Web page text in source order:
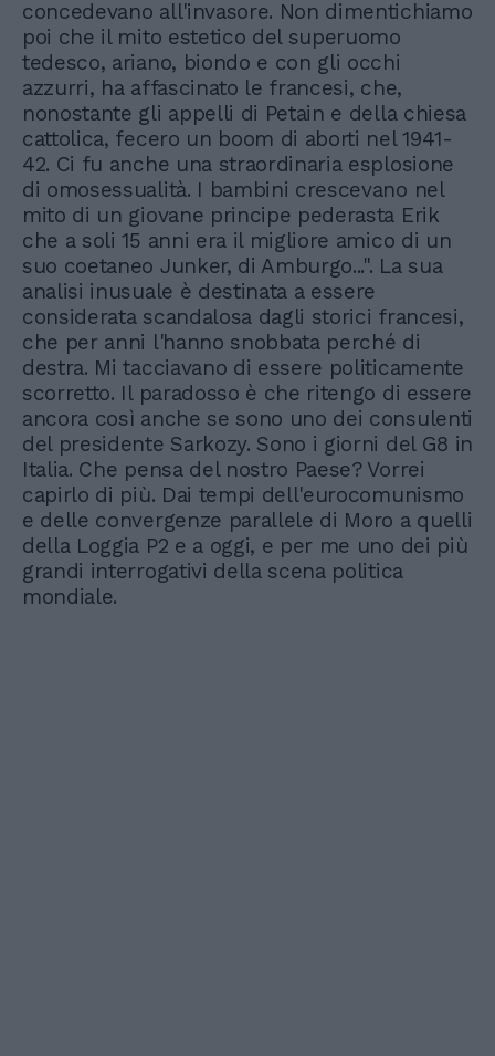
concedevano all'invasore. Non dimentichiamo
poi che il mito estetico del superuomo
tedesco, ariano, biondo e con gli occhi
azzurri, ha affascinato le francesi, che,
nonostante gli appelli di Petain e della chiesa
cattolica, fecero un boom di aborti nel 1941-
42. Ci fu anche una straordinaria esplosione
di omosessualità. I bambini crescevano nel
mito di un giovane principe pederasta Erik
che a soli 15 anni era il migliore amico di un
suo coetaneo Junker, di Amburgo...". La sua
analisi inusuale è destinata a essere
considerata scandalosa dagli storici francesi,
che per anni l'hanno snobbata perché di
destra. Mi tacciavano di essere politicamente
scorretto. Il paradosso è che ritengo di essere
ancora così anche se sono uno dei consulenti
del presidente Sarkozy. Sono i giorni del G8 in
Italia. Che pensa del nostro Paese? Vorrei
capirlo di più. Dai tempi dell'eurocomunismo
e delle convergenze parallele di Moro a quelli
della Loggia P2 e a oggi, e per me uno dei più
grandi interrogativi della scena politica
mondiale.